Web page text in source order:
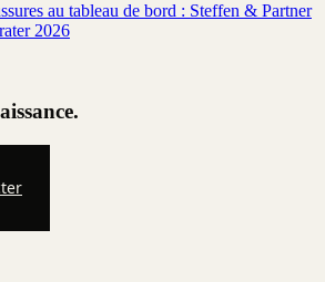
au tableau de bord : Steffen & Partner
2026